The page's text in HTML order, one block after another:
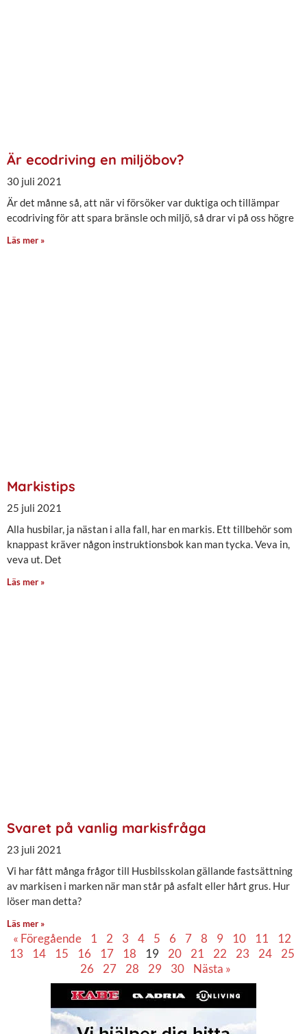
Är ecodriving en miljöbov?
30 juli 2021
Är det månne så, att när vi försöker var duktiga och tillämpar
ecodriving för att spara bränsle och miljö, så drar vi på oss högre
Läs mer »
Markistips
25 juli 2021
Alla husbilar, ja nästan i alla fall, har en markis. Ett tillbehör som
knappast kräver någon instruktionsbok kan man tycka. Veva in,
veva ut. Det
Läs mer »
Svaret på vanlig markisfråga
23 juli 2021
Vi har fått många frågor till Husbilsskolan gällande fastsättning
av markisen i marken när man står på asfalt eller hårt grus. Hur
löser man detta?
Läs mer »
« Föregående 1 2 3 4 5 6 7 8 9 10 11
12
13
14 15 16 17 18 19 20 21 22 23 24
25
26
27 28 29 30 Nästa »